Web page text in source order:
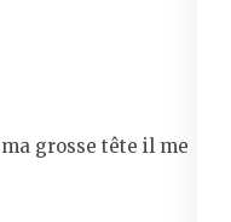
grosse tête il me